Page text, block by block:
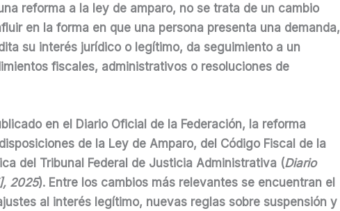
reforma a la ley de amparo, no se trata de un cambio
en la forma en que una persona presenta una demanda,
su interés jurídico o legítimo, da seguimiento a un
fiscales, administrativos o resoluciones de
en el Diario Oficial de la Federación, la reforma
de la Ley de Amparo, del Código Fiscal de la
del Tribunal Federal de Justicia Administrativa (Diario
2025). Entre los cambios más relevantes se encuentran el
al interés legítimo, nuevas reglas sobre suspensión y